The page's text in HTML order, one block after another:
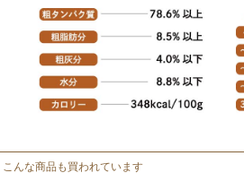
こんな商品も買われています